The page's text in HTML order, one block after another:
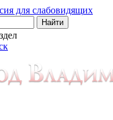
для слабовидящих